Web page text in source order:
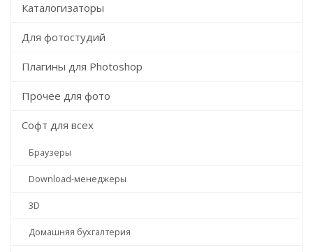
Каталогизаторы
Для фотостудий
Плагины для Photoshop
Прочее для фото
Софт для всех
Браузеры
Download-менеджеры
3D
Домашняя бухгалтерия